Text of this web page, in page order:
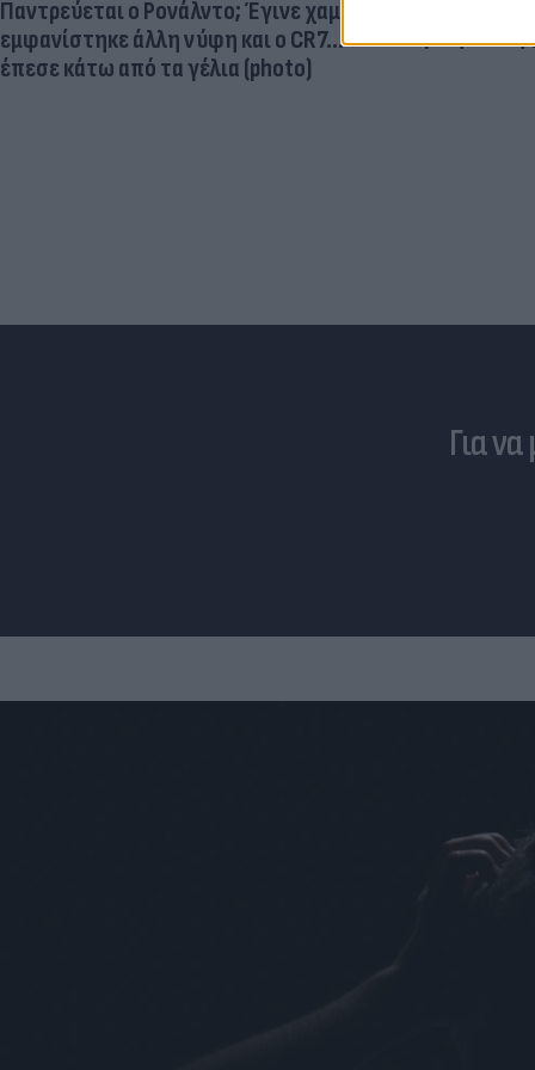
Παντρεύεται ο Ρονάλντο; Έγινε χαμός,
εμφανίστηκε άλλη νύφη και ο CR7…
έπεσε κάτω από τα γέλια (photo)
Για